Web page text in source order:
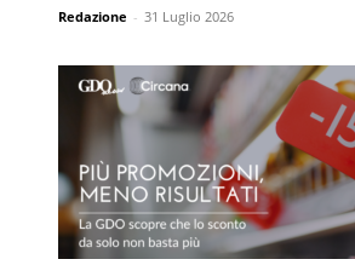
Redazione - 31 Luglio 2026